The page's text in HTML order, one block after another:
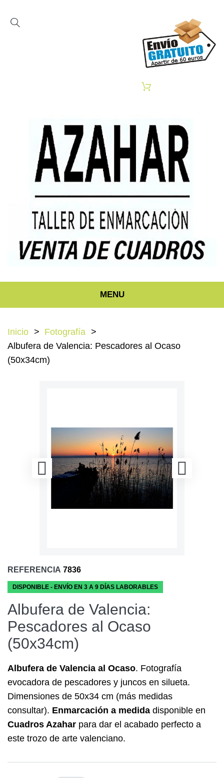
MENU
Inicio
Fotografía
Albufera de Valencia: Pescadores al Ocaso
(50x34cm)
REFERENCIA 7836
DISPONIBLE - ENVÍO EN 3 A 9 DÍAS LABORABLES
Albufera de Valencia:
Pescadores al Ocaso
(50x34cm)
Albufera de Valencia al Ocaso. Fotografía
evocadora de pescadores y juncos en silueta.
Dimensiones de 50x34 cm (más medidas
consultar). Enmarcación a medida disponible en
Cuadros Azahar para dar el acabado perfecto a
este trozo de arte valenciano.